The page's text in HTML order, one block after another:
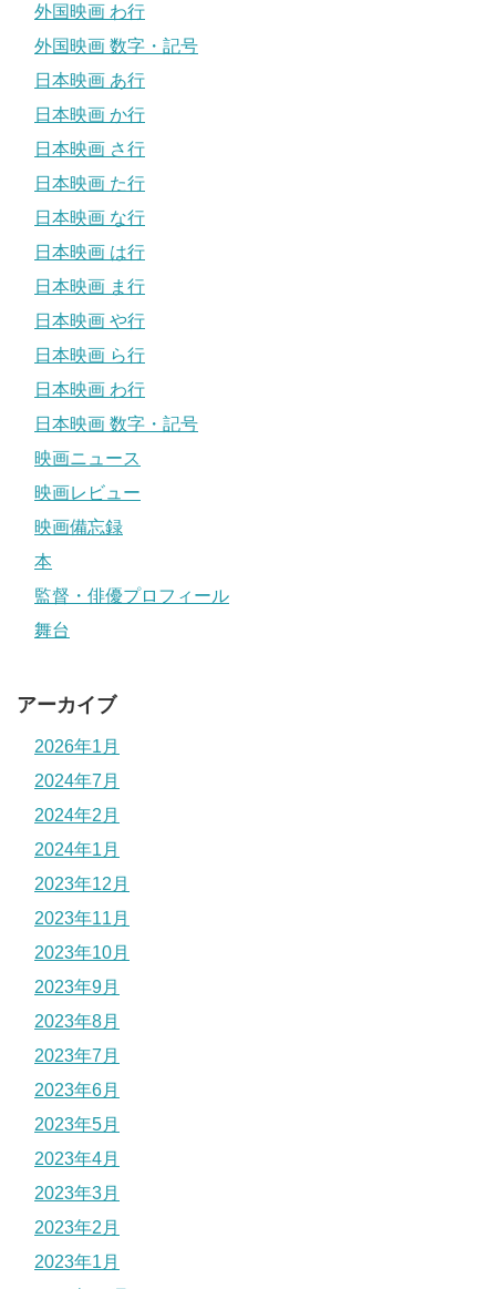
外国映画 わ行
外国映画 数字・記号
日本映画 あ行
日本映画 か行
日本映画 さ行
日本映画 た行
日本映画 な行
日本映画 は行
日本映画 ま行
日本映画 や行
日本映画 ら行
日本映画 わ行
日本映画 数字・記号
映画ニュース
映画レビュー
映画備忘録
本
監督・俳優プロフィール
舞台
アーカイブ
2026年1月
2024年7月
2024年2月
2024年1月
2023年12月
2023年11月
2023年10月
2023年9月
2023年8月
2023年7月
2023年6月
2023年5月
2023年4月
2023年3月
2023年2月
2023年1月